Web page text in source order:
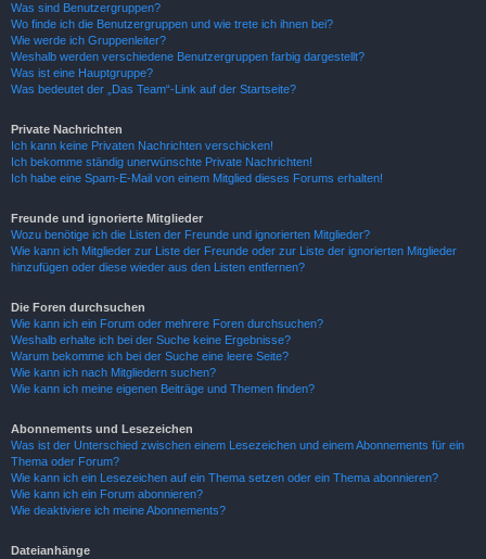
Was sind Benutzergruppen?
Wo finde ich die Benutzergruppen und wie trete ich ihnen bei?
Wie werde ich Gruppenleiter?
Weshalb werden verschiedene Benutzergruppen farbig dargestellt?
Was ist eine Hauptgruppe?
Was bedeutet der „Das Team“-Link auf der Startseite?
Private Nachrichten
Ich kann keine Privaten Nachrichten verschicken!
Ich bekomme ständig unerwünschte Private Nachrichten!
Ich habe eine Spam-E-Mail von einem Mitglied dieses Forums erhalten!
Freunde und ignorierte Mitglieder
Wozu benötige ich die Listen der Freunde und ignorierten Mitglieder?
Wie kann ich Mitglieder zur Liste der Freunde oder zur Liste der ignorierten Mitglieder
hinzufügen oder diese wieder aus den Listen entfernen?
Die Foren durchsuchen
Wie kann ich ein Forum oder mehrere Foren durchsuchen?
Weshalb erhalte ich bei der Suche keine Ergebnisse?
Warum bekomme ich bei der Suche eine leere Seite?
Wie kann ich nach Mitgliedern suchen?
Wie kann ich meine eigenen Beiträge und Themen finden?
Abonnements und Lesezeichen
Was ist der Unterschied zwischen einem Lesezeichen und einem Abonnements für ein
Thema oder Forum?
Wie kann ich ein Lesezeichen auf ein Thema setzen oder ein Thema abonnieren?
Wie kann ich ein Forum abonnieren?
Wie deaktiviere ich meine Abonnements?
Dateianhänge